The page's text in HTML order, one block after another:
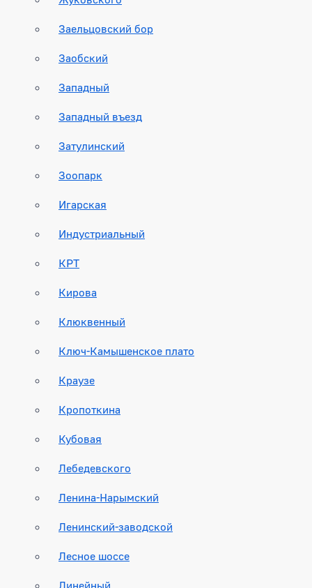
Заельцовский бор
Заобский
Западный
Западный въезд
Затулинский
Зоопарк
Игарская
Индустриальный
КРТ
Кирова
Клюквенный
Ключ-Камышенское плато
Краузе
Кропоткина
Кубовая
Лебедевского
Ленина-Нарымский
Ленинский-заводской
Лесное шоссе
Линейный